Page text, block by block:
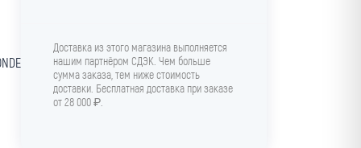
Доставка из этого магазина выполняется
нашим партнёром СДЭК. Чем больше
сумма заказа, тем ниже стоимость
доставки. Бесплатная доставка при заказе
от 28 000 ₽.